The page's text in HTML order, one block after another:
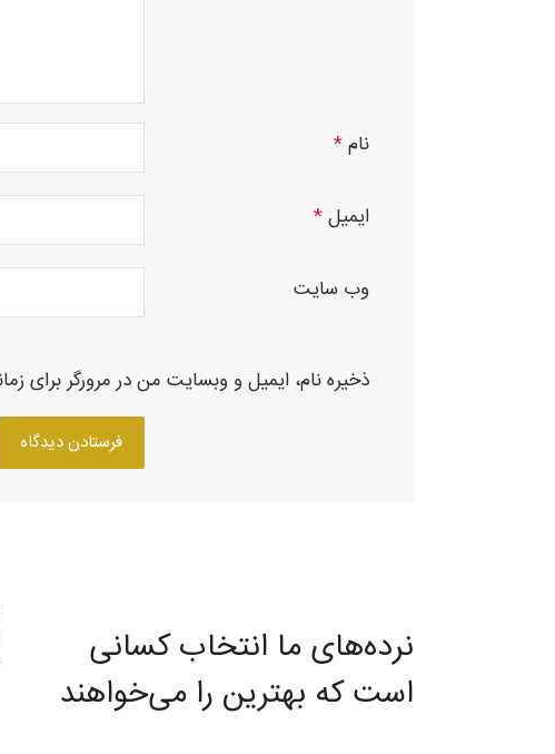
نام*
ایمیل*
وب‌ سایت
ذخیره نام، ایمیل و وبسایت من در مرورگر برای
نرده‌های ما انتخاب کسانی
است که بهترین را می‌خواهند